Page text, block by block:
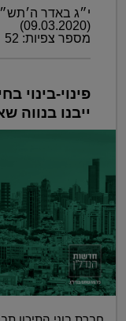
י״ג באדר
(09.03.2020)
מספר צפיות: 52
ייבנו בנווה